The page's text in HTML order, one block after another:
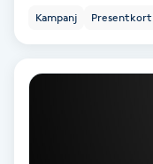
Regndroppsmassage
Kampanj Presentkort